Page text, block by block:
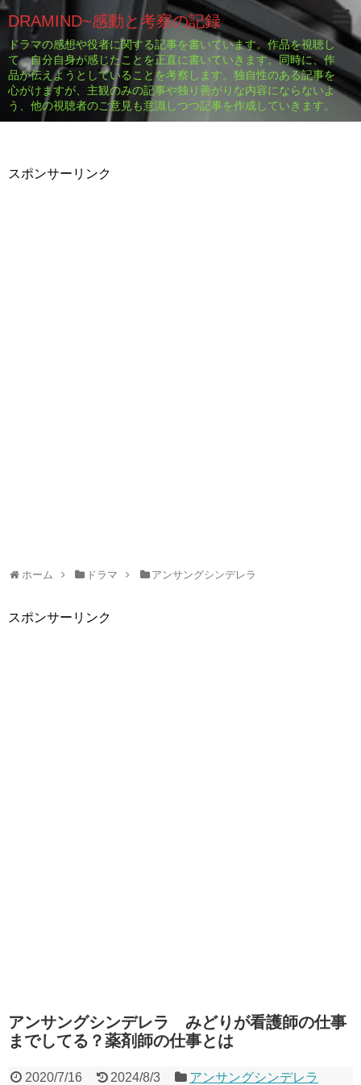
DRAMIND~感動と考察の記録
ドラマの感想や役者に関する記事を書いています。作品を視聴し
て、自分自身が感じたことを正直に書いていきます。同時に、作
品が伝えようとしていることを考察します。独自性のある記事を
心がけますが、主観のみの記事や独り善がりな内容にならないよ
う、他の視聴者のご意見も意識しつつ記事を作成していきます。
スポンサーリンク
ホーム ドラマ アンサングシンデレラ
スポンサーリンク
アンサングシンデレラ みどりが看護師の仕事
までしてる？薬剤師の仕事とは
2020/7/16 2024/8/3 アンサングシンデレラ